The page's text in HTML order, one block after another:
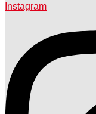
Instagram